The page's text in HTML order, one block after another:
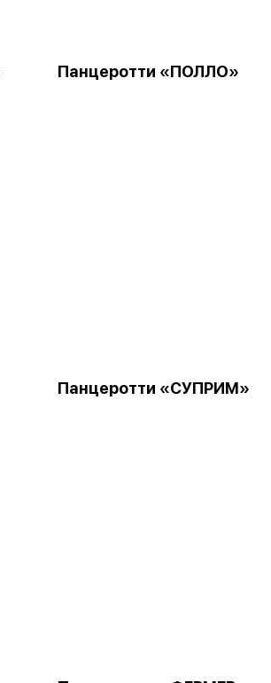
Панцеротти «ПОЛЛО»
Панцеротти «СУПРИМ»